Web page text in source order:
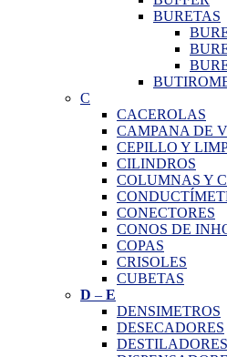
BURETAS
C
CACEROLAS
CAMPANA DE
CEPILLO Y
CILINDROS
COLUMNAS Y
CONECTORES
CONOS DE
COPAS
CRISOLES
CUBETAS
D – E
DENSIMETROS
DESECADORES